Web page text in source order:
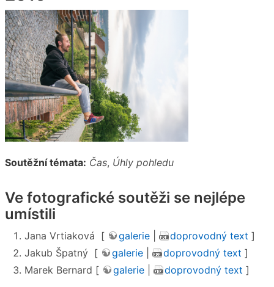
Soutěžní témata: Čas, Úhly pohledu
Ve fotografické soutěži se nejlépe
umístili
Jana Vrtiaková [ galerie doprovodný text ]
Jakub Špatný [
galerie doprovodný text ]
Marek Bernard [
galerie doprovodný text ]